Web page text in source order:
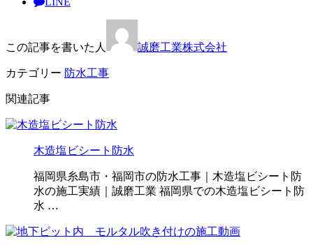
この記事を書いた人 誠磨工業株式会社
カテゴリー 防水工事
関連記事
木造塩ビシート防水
福岡県糸島市・福岡市の防水工事｜木造塩ビシート防
水の施工実績｜誠磨工業 福岡県での木造塩ビシート防
水 …